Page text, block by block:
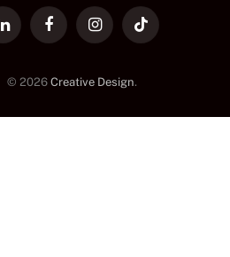
LinkedInFacebookInstagramTikTok
© 2026 Creative Design.